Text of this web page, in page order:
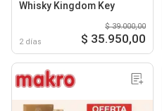
Whisky Kingdom Key
2 días
$ 39.000,00
$ 35.950,00